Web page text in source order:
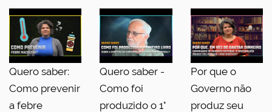
Quero saber:
Como prevenir
a febre
Quero saber -
Como foi
produzido o 1°
Por que o
Governo não
produz seu